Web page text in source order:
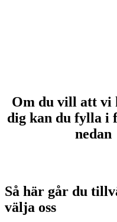
Om du vill att vi
dig kan du fylla i
nedan
Så här går du
välja oss